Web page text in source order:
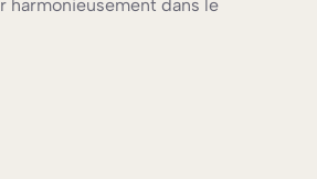
harmonieusement dans le